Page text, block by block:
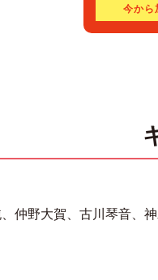
今から
仲野大賀、古川琴音、